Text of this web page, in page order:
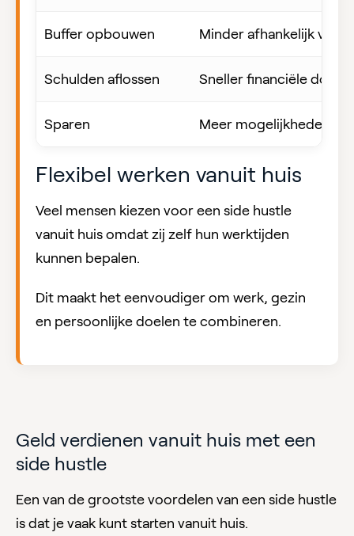
Buffer opbouwen Minder afhankelijk van
Schulden aflossen Sneller financiële
Sparen Meer mogelijkheden
Flexibel werken vanuit huis
Veel mensen kiezen voor een side hustle
vanuit huis omdat zij zelf hun werktijden
kunnen bepalen.
Dit maakt het eenvoudiger om werk, gezin
en persoonlijke doelen te combineren.
Geld verdienen vanuit huis met een
side hustle
Een van de grootste voordelen van een side hustle
is dat je vaak kunt starten vanuit huis.